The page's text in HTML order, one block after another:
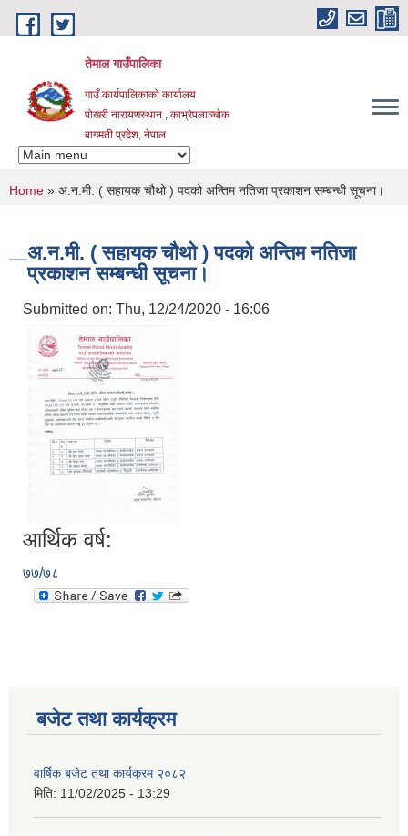
Skip to main content
तेमाल गाउँपालिका
गाउँ कार्यपालिकाको कार्यालय
पोखरी नारायणस्थान , काभ्रेपलाञ्चोक ‌‌‍‍‍‍‍‍
बागमती प्रदेश, नेपाल
You are here
Home » अ.न.मी. ( सहायक चौथो ) पदको अन्तिम नतिजा प्रकाशन सम्बन्धी सूचना।
अ.न.मी. ( सहायक चौथो ) पदको अन्तिम नतिजा
प्रकाशन सम्बन्धी सूचना।
Submitted on: Thu, 12/24/2020 - 16:06
आर्थिक वर्ष:
७७/७८
बजेट तथा कार्यक्रम
वार्षिक बजेट तथा कार्यक्रम २०८२
मिति: 11/02/2025 - 13:29